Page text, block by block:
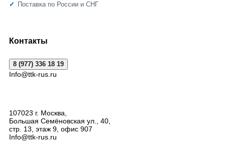
Поставка по России и СНГ
Контакты
8 (977) 336 18 19
Info@ttk-rus.ru
107023 г. Москва,
Большая Семёновская ул., 40,
стр. 13, этаж 9, офис 907
Info@ttk-rus.ru